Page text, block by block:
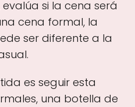
si la cena será
cena formal, la
ser diferente a la
es seguir esta
una botella de